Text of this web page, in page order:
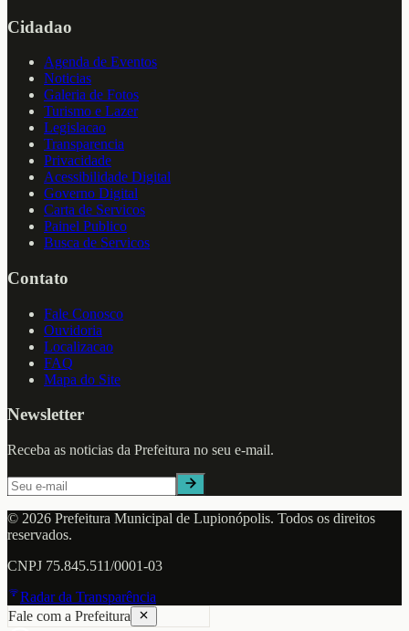
Cidadao
Agenda de Eventos
Noticias
Galeria de Fotos
Turismo e Lazer
Legislacao
Transparencia
Privacidade
Acessibilidade Digital
Governo Digital
Carta de Servicos
Painel Publico
Busca de Servicos
Contato
Fale Conosco
Ouvidoria
Localizacao
FAQ
Mapa do Site
Newsletter
Receba as noticias da Prefeitura no seu e-mail.
© 2026 Prefeitura Municipal de Lupionópolis. Todos os direitos
reservados.
CNPJ 75.845.511/0001-03
Radar da Transparência
Fale com a Prefeitura